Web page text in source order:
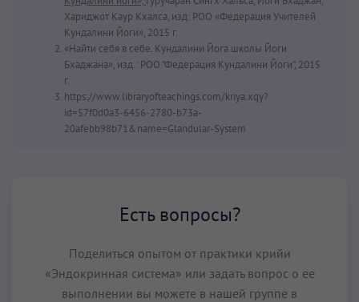
Хариджот Каур Кхалса, изд: РОО «Федерация Учителей
Кундалини Йоги», 2015 г.
«Найти себя в себе. Кундалини Йога школы Йоги
Бхаджана», изд.: РОО "Федерация Кундалини Йоги", 2015
г.
https://www.libraryofteachings.com/kriya.xqy?
id=57f0d0a3-6456-2780-b73a-
20afebb98b71&name=Glandular-System
Есть вопросы?
Поделиться опытом от практики крийи
«Эндокринная система» или задать вопрос о ее
выполнении вы можете в нашей группе в